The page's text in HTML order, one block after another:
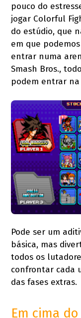
pouco do
jogar Colorful
do estúdio, que
em que
entrar numa
Smash Bros.,
podem entrar
Pode ser um
básica, mas
todos os
confrontar cada
das fases extras.
Em cima